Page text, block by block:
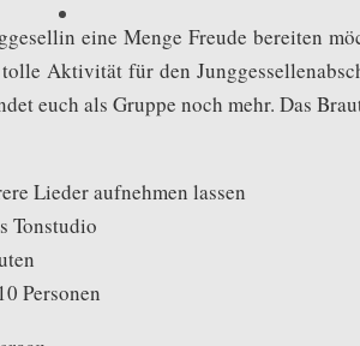
eine Menge Freude bereiten
Aktivität für den
euch als Gruppe noch mehr. Das
Lieder aufnehmen lassen
Tonstudio
Personen